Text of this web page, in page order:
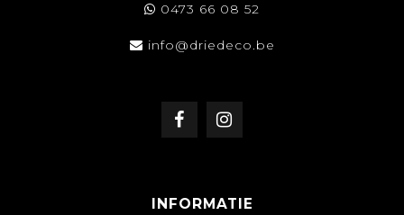
0473 66 08 52
info@driedeco.be
INFORMATIE